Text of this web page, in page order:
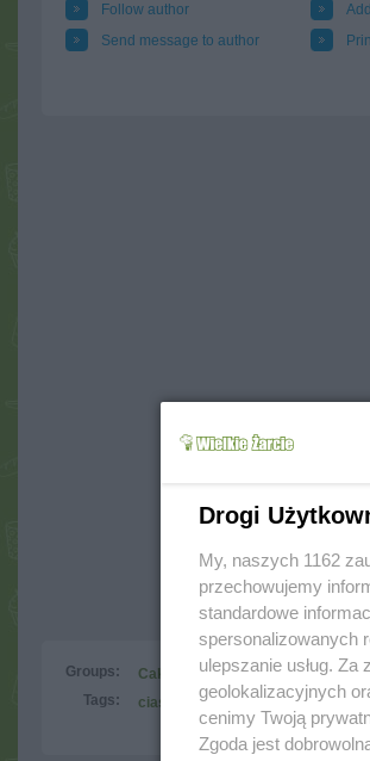
Follow author
Send message to author
Groups: Cakes Cponge cakes
Tags:
ciasto czekolada
Drogi
My, naszych 1162
przechowujemy
standardowe
spersonalizowanych
ulepszanie usług.
geolokalizacyjnych
cenimy Twoją
Zgoda jest